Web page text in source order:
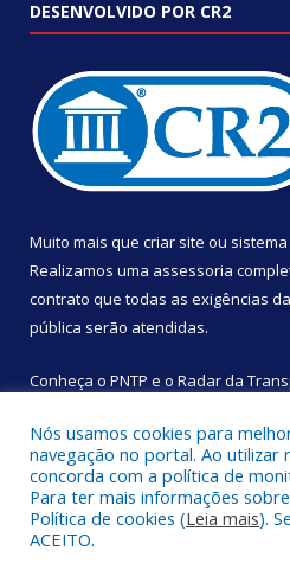
DESENVOLVIDO POR CR2
Muito mais que criar site ou
Realizamos uma assessoria
contrato que todas as exigências
pública serão atendidas.
Conheça o PNTP e o Radar da
Todos os direitos reservados a
Sebastião da
Nós usamos cookies para
navegação no portal. Ao utilizar
concorda com a política de
Para ter mais informações
Política de cookies (Leia mais).
ACEITO.